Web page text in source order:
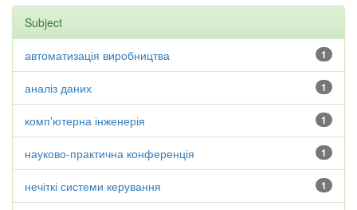
Subject
1
автоматизація виробництва
1
аналіз даних
1
комп'ютерна інженерія
1
науково-практична конференція
1
нечіткі системи керування